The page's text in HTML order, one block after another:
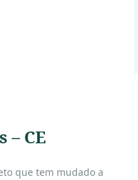
– CE
que tem mudado a